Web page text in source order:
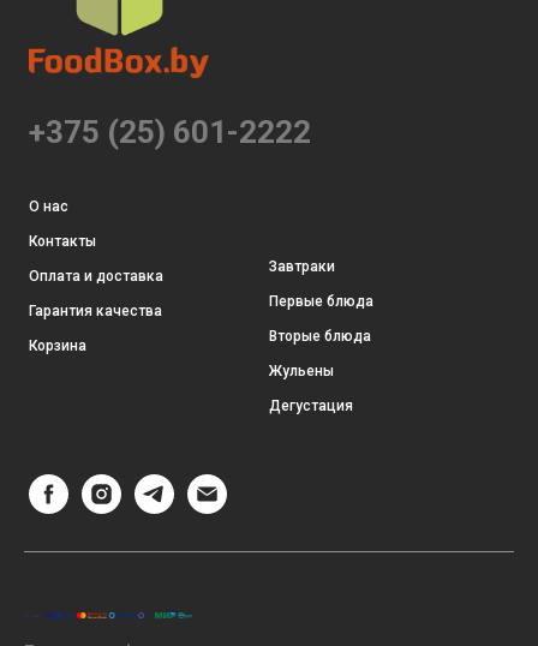
+375 (25) 601-2222
О нас
Контакты
Оплата и доставка
Гарантия качества
Корзина
Завтраки
Первые блюда
Вторые блюда
Жульены
Дегустация